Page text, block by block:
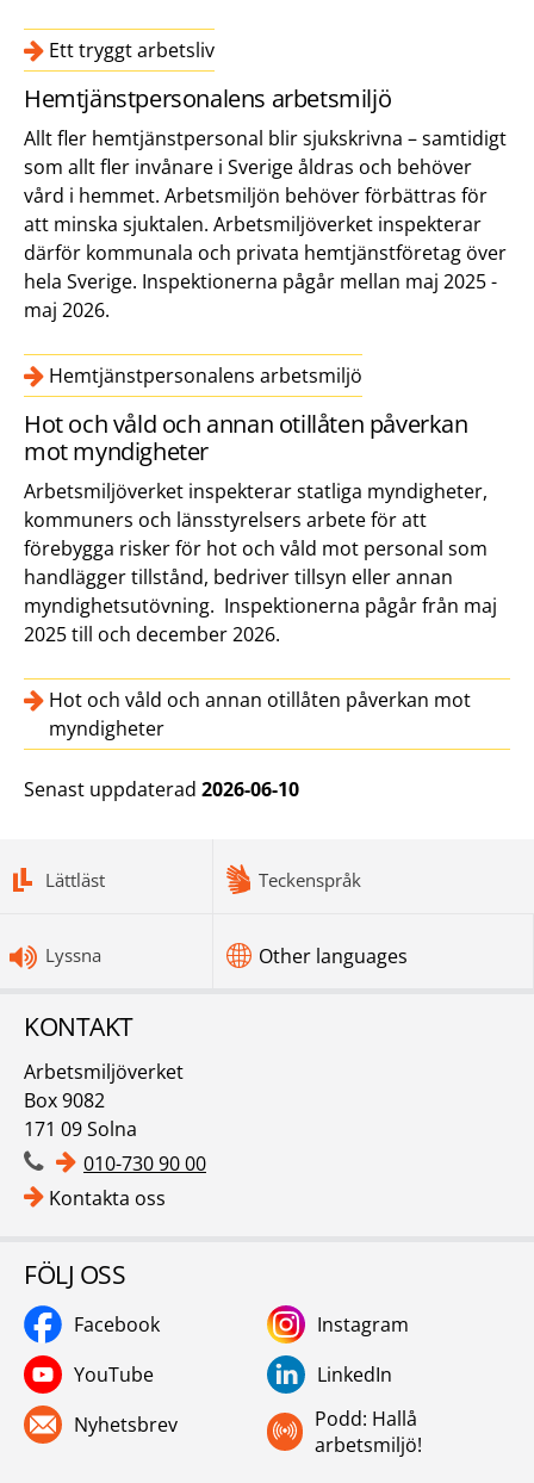
Ett tryggt arbetsliv
Hemtjänstpersonalens arbetsmiljö
Allt fler hemtjänstpersonal blir sjukskrivna – samtidigt
som allt fler invånare i Sverige åldras och behöver
vård i hemmet. Arbetsmiljön behöver förbättras för
att minska sjuktalen. Arbetsmiljöverket inspekterar
därför kommunala och privata hemtjänstföretag över
hela Sverige. Inspektionerna pågår mellan maj 2025 -
maj 2026.
Hemtjänstpersonalens arbetsmiljö
Hot och våld och annan otillåten påverkan
mot myndigheter
Arbetsmiljöverket inspekterar statliga myndigheter,
kommuners och länsstyrelsers arbete för att
förebygga risker för hot och våld mot personal som
handlägger tillstånd, bedriver tillsyn eller annan
myndighetsutövning. Inspektionerna pågår från maj
2025 till och december 2026.
Hot och våld och annan otillåten påverkan mot
myndigheter
Senast uppdaterad 2026-06-10
Lättläst Teckenspråk
Lyssna Other languages
KONTAKT
Arbetsmiljöverket
Box 9082
171 09 Solna
010-730 90 00
Kontakta oss
FÖLJ OSS
Facebook
Instagram
YouTube
LinkedIn
Nyhetsbrev
Podd: Hallå
arbetsmiljö!